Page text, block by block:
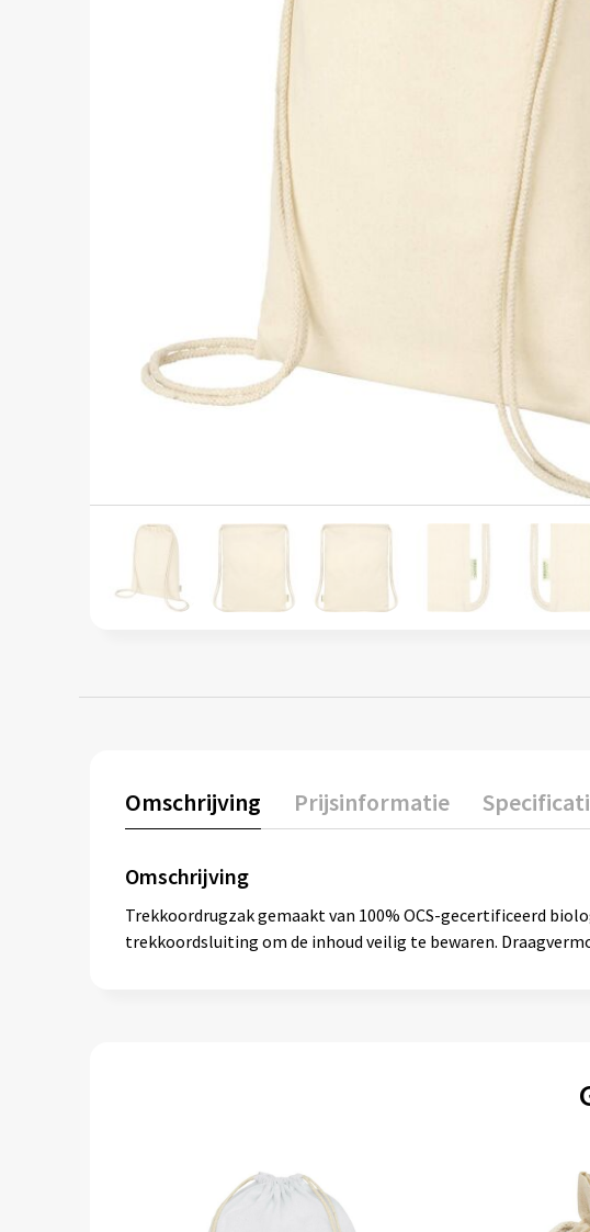
Omschrijving Prijsinformatie
Omschrijving
Trekkoordrugzak gemaakt van 100% OCS-gecertificeerd
trekkoordsluiting om de inhoud veilig te bewaren.